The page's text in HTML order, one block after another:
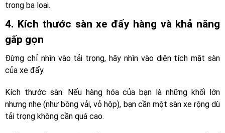
trong ba loại.
4. Kích thước sàn xe đẩy hàng và khả năng
gấp gọn
Đừng chỉ nhìn vào tải trọng, hãy nhìn vào diện tích mặt sàn
của xe đẩy.
Kích thước sàn: Nếu hàng hóa của bạn là những khối lớn
nhưng nhẹ (như bông vải, vỏ hộp), bạn cần một sàn xe rộng dù
tải trọng không cần quá cao.